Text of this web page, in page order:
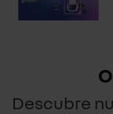
Descubre